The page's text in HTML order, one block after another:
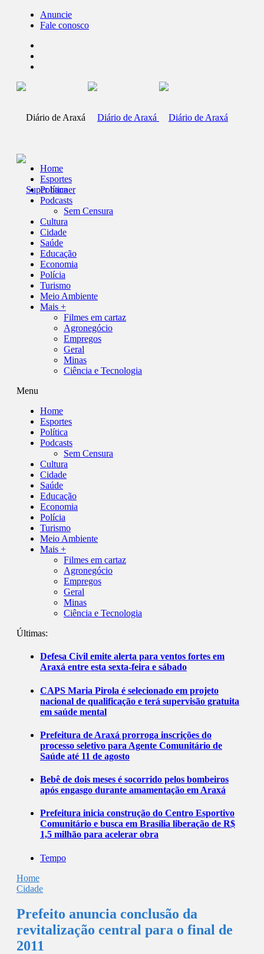
Anuncie
Fale conosco
Home
Esportes
Política
Podcasts
Sem Censura
Cultura
Cidade
Saúde
Educação
Economia
Polícia
Turismo
Meio Ambiente
Mais +
Filmes em cartaz
Agronegócio
Empregos
Geral
Minas
Ciência e Tecnologia
Menu
Home
Esportes
Política
Podcasts
Sem Censura
Cultura
Cidade
Saúde
Educação
Economia
Polícia
Turismo
Meio Ambiente
Mais +
Filmes em cartaz
Agronegócio
Empregos
Geral
Minas
Ciência e Tecnologia
Últimas:
Defesa Civil emite alerta para ventos fortes em
Araxá entre esta sexta-feira e sábado
CAPS Maria Pirola é selecionado em projeto
nacional de qualificação e terá supervisão gratuita
em saúde mental
Prefeitura de Araxá prorroga inscrições do
processo seletivo para Agente Comunitário de
Saúde até 11 de agosto
Bebê de dois meses é socorrido pelos bombeiros
após engasgo durante amamentação em Araxá
Prefeitura inicia construção do Centro Esportivo
Comunitário e busca em Brasília liberação de R$
1,5 milhão para acelerar obra
Tempo
Home
Cidade
Prefeito anuncia conclusão da
revitalização central para o final de
2011